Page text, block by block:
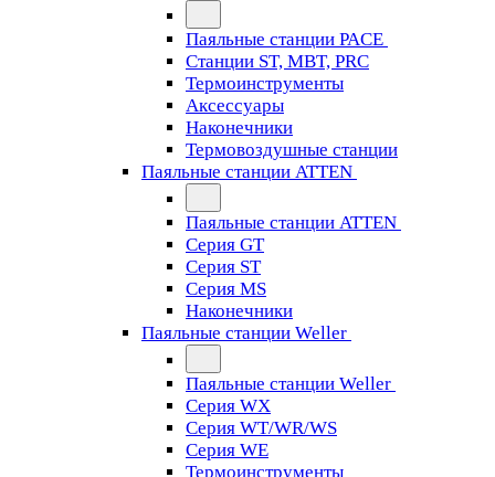
Паяльные станции PACE
Станции ST, MBT, PRC
Термоинструменты
Аксессуары
Наконечники
Термовоздушные станции
Паяльные станции ATTEN
Паяльные станции ATTEN
Серия GT
Серия ST
Серия MS
Наконечники
Паяльные станции Weller
Паяльные станции Weller
Серия WX
Серия WT/WR/WS
Серия WE
Термоинструменты